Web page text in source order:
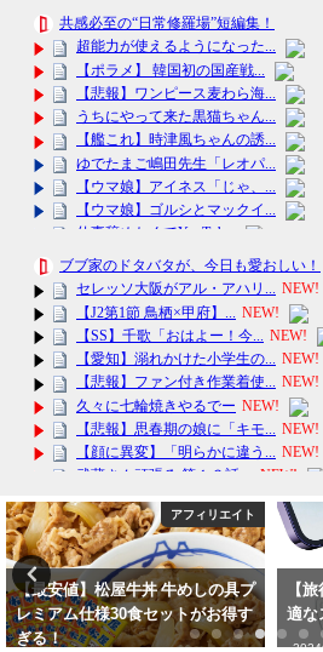
アフィリエイト
【旅行】モバイルバッテリーで快
適なスマホライフを！
2024年3月26日
【
障害
の